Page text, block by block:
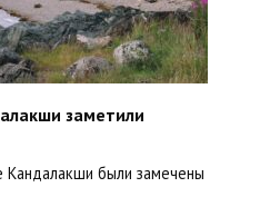
заметили
были замечены